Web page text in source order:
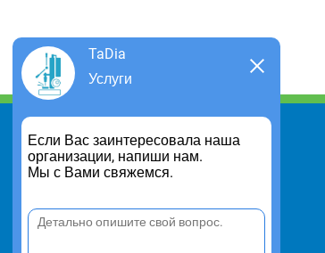
TaDia
Услуги
Если Вас заинтересовала наша
организации, напиши нам.
Мы с Вами свяжемся.
Для чего существует портал
Политика конфиденциальности
Пользовательское соглашение